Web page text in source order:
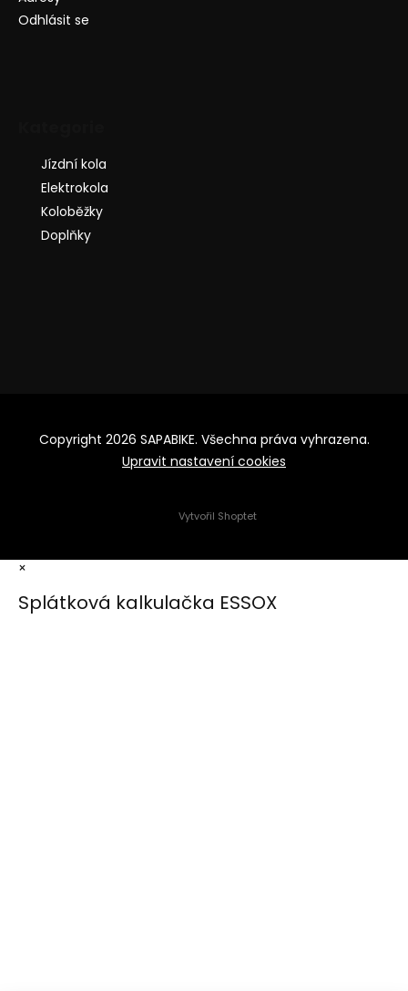
Odhlásit se
Jízdní kola
Elektrokola
Koloběžky
Doplňky
Vytvořil Shoptet
Copyright 2026 SAPABIKE. Všechna práva vyhrazena.
Upravit nastavení cookies
×
Splátková kalkulačka ESSOX